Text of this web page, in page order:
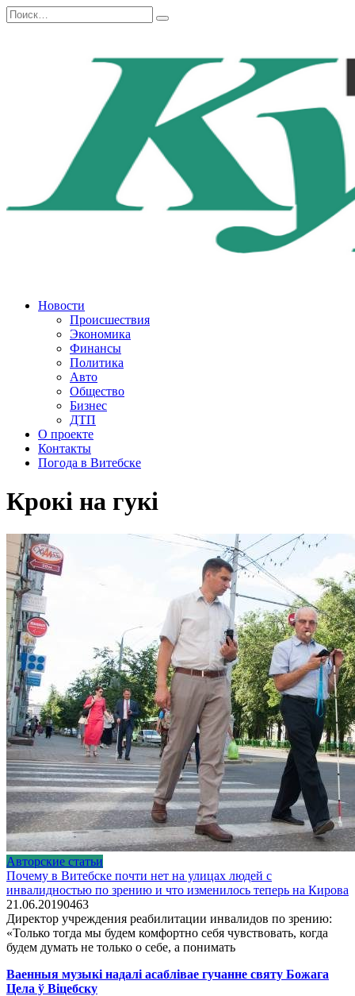
Перейти
к
Search
for:
Новости
Происшествия
Экономика
Финансы
Политика
Авто
Общество
Бизнес
ДТП
О проекте
Контакты
Погода в Витебске
Крокі на гукі
Авторские статьи
Почему в Витебске почти нет на улицах людей с
инвалидностью по зрению и что изменилось теперь на Кирова
21.06.20190463
Директор учреждения реабилитации инвалидов по зрению:
«Только тогда мы будем комфортно себя чувствовать, когда
будем думать не только о себе, а понимать
Ваенныя музыкі надалі асаблівае гучанне святу Божага
Цела ў Віцебску